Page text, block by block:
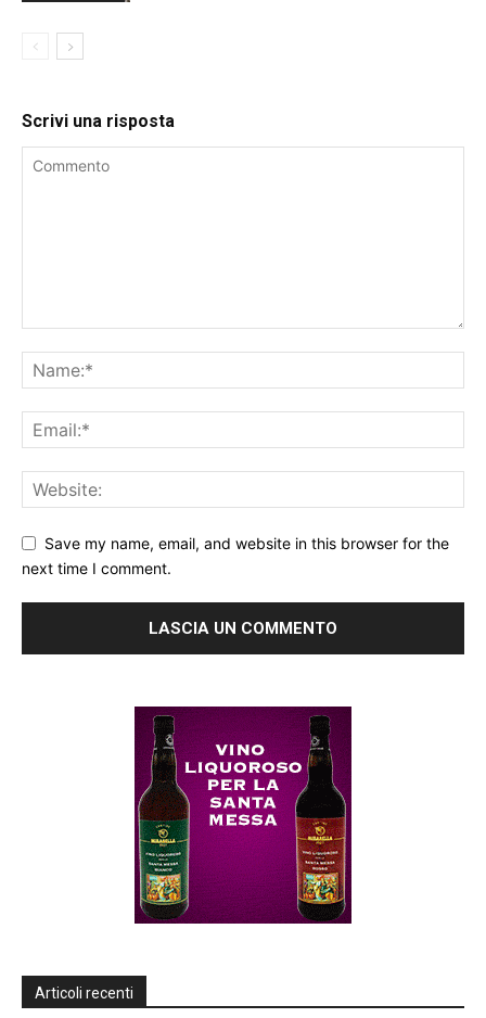
Scrivi una risposta
Save my name, email, and website in this browser for the
next time I comment.
Articoli recenti